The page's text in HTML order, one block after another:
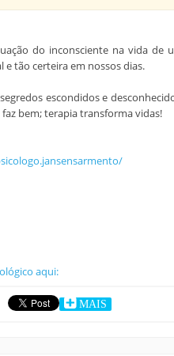
do inconsciente na vida de
tão certeira em nossos dias.
escondidos e
faz bem; terapia transforma vidas!
/
aqui:
MAIS